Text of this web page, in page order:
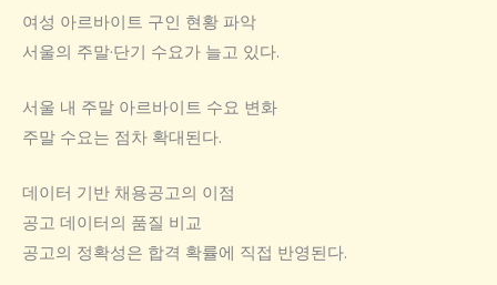
여성 아르바이트 구인 현황 파악
서울의 주말·단기 수요가 늘고 있다.
서울 내 주말 아르바이트 수요 변화
주말 수요는 점차 확대된다.
데이터 기반 채용공고의 이점
공고 데이터의 품질 비교
공고의 정확성은 합격 확률에 직접 반영된다.